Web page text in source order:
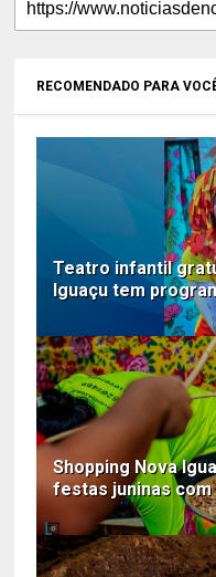
RECOMENDADO PARA
Teatro infantil
Iguaçu tem
Shopping Nova
festas juninas